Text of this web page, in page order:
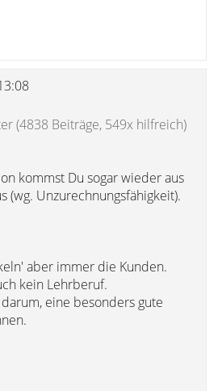
(4838 Beiträge, 549x hilfreich)
kommst Du sogar wieder aus
(wg. Unzurechnungsfähigkeit).
aber immer die Kunden.
kein Lehrberuf.
eine besonders gute